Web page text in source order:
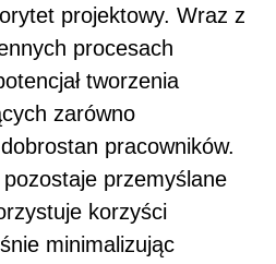
projektowy. Wraz z
procesach
tworzenia
zarówno
pracowników.
przemyślane
korzyści
minimalizując